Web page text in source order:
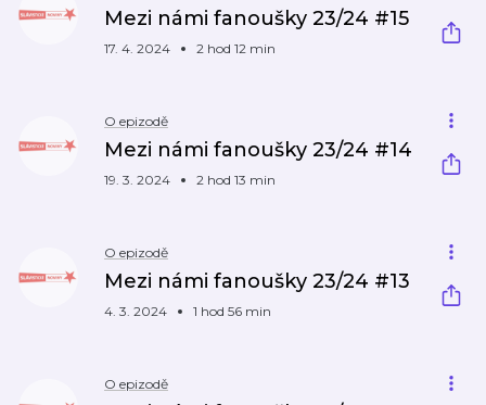
Mezi námi fanoušky 23/24 #15
17. 4. 2024 2 hod 12 min
O epizodě
Mezi námi fanoušky 23/24 #14
19. 3. 2024 2 hod 13 min
O epizodě
Mezi námi fanoušky 23/24 #13
4. 3. 2024 1 hod 56 min
O epizodě